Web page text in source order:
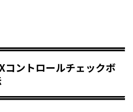
コントロールチェックボ